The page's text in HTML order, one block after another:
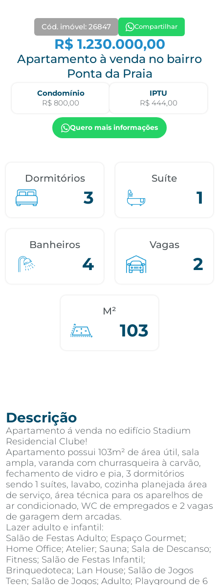
Cód. imóvel: 26847 Compartilhar
R$ 1.230.000,00
Apartamento à venda no bairro
Ponta da Praia
Condomínio
R$ 800,00
IPTU
R$ 444,00
Quero mais informações
Dormitórios
3
Suíte
1
Banheiros
4
Vagas
2
M²
103
Descrição
Apartamento á venda no edifício Stadium
Residencial Clube!
Apartamento possui 103m² de área útil, sala
ampla, varanda com churrasqueira à carvão,
fechamento de vidro e pia, 3 dormitórios
sendo 1 suítes, lavabo, cozinha planejada área
de serviço, área técnica para os aparelhos de
ar condicionado, WC de empregados e 2 vagas
de garagem dem arcadas.
Lazer adulto e infantil:
Salão de Festas Adulto; Espaço Gourmet;
Home Office; Atelier; Sauna; Sala de Descanso;
Fitness; Salão de Festas Infantil;
Brinquedoteca; Lan House; Salão de Jogos
Teen; Salão de Jogos; Adulto; Playground de 6